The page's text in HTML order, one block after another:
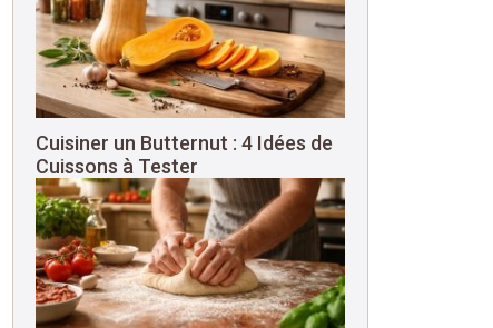
Cuisiner un Butternut : 4 Idées de
Cuissons à Tester